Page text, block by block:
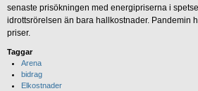
senaste prisökningen med energipriserna i
idrottsrörelsen än bara hallkostnader. Pandemin
priser.
Taggar
Arena
bidrag
Elkostnader